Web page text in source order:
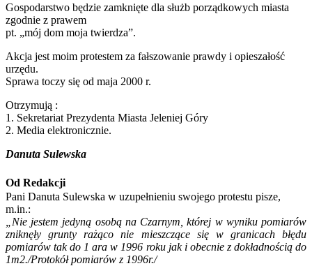
Gospodarstwo będzie zamknięte dla służb porządkowych miasta
zgodnie z prawem
pt. „mój dom moja twierdza”.
Akcja jest moim protestem za fałszowanie prawdy i opieszałość
urzędu.
Sprawa toczy się od maja 2000 r.
Otrzymują :
1. Sekretariat Prezydenta Miasta Jeleniej Góry
2. Media elektronicznie.
Danuta Sulewska
Od Redakcji
Pani Danuta Sulewska w uzupełnieniu swojego protestu pisze,
m.in.:
Nie jestem jedyną osobą na Czarnym, której w wyniku pomiarów
zniknęły grunty rażąco nie mieszczące się w granicach błędu
pomiarów tak do 1 ara w 1996 roku jak i obecnie z dokładnością do
1m2./Protokół pomiarów z 1996r./